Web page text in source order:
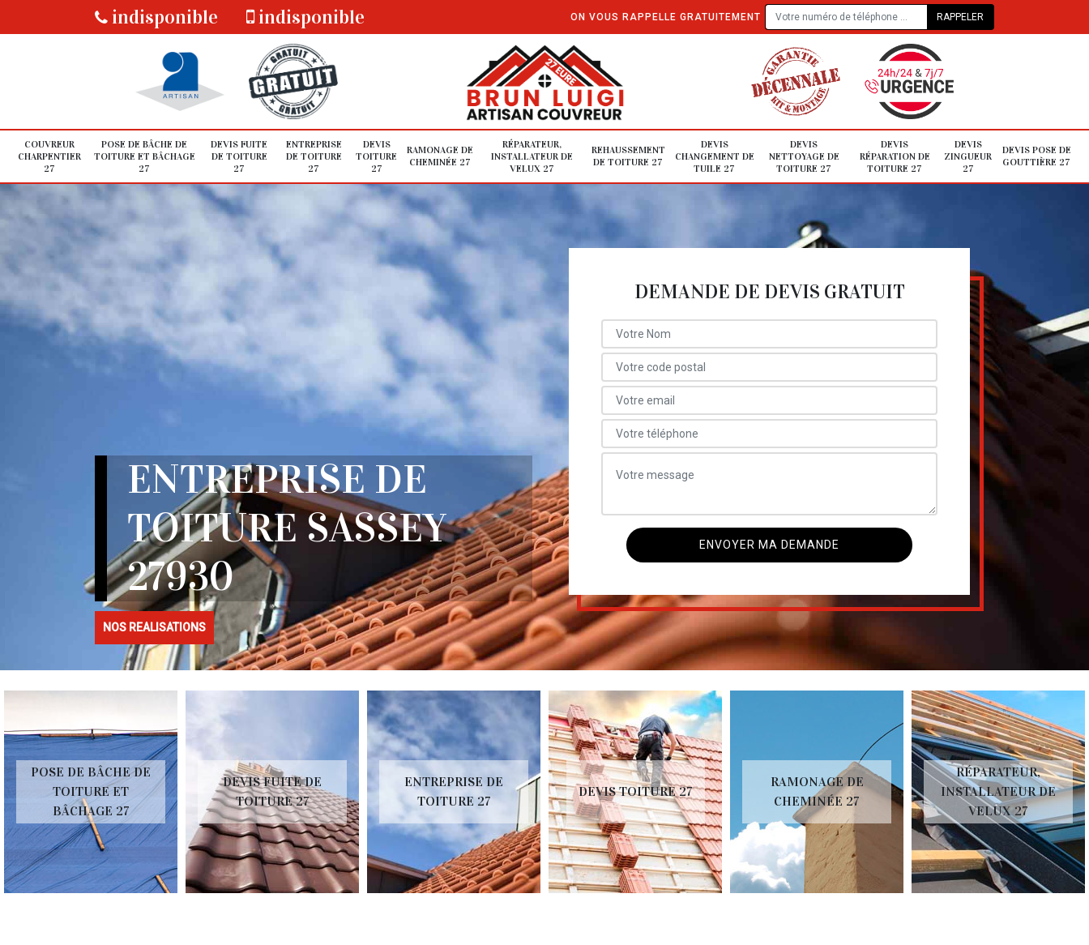
indisponible indisponible ON VOUS RAPPELLE GRATUITEMENT
COUVREUR
CHARPENTIER
27
POSE DE BÂCHE DE
TOITURE ET BÂCHAGE
27
DEVIS FUITE
DE TOITURE
27
ENTREPRISE
DE TOITURE
27
DEVIS
TOITURE
27
RAMONAGE DE
CHEMINÉE 27
RÉPARATEUR,
INSTALLATEUR DE
VELUX 27
REHAUSSEMENT
DE TOITURE 27
DEVIS
CHANGEMENT DE
TUILE 27
DEVIS
NETTOYAGE DE
TOITURE 27
DEVIS
RÉPARATION DE
TOITURE 27
DEVIS
ZINGUEUR
27
DEVIS POSE DE
GOUTTIÈRE 27
ENTREPRISE DE
TOITURE SASSEY
27930
NOS REALISATIONS
DEMANDE DE DEVIS GRATUIT
POSE DE BÂCHE DE
TOITURE ET
BÂCHAGE 27
DEVIS FUITE DE
TOITURE 27
ENTREPRISE DE
TOITURE 27
DEVIS TOITURE 27
RAMONAGE DE
CHEMINÉE 27
RÉPARATEUR,
INSTALLATEUR DE
VELUX 27